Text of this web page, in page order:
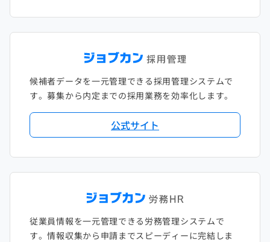
候補者データを一元管理できる採用管理システムで
す。募集から内定までの採用業務を効率化します。
公式サイト
従業員情報を一元管理できる労務管理システムで
す。情報収集から申請までスピーディーに完結しま